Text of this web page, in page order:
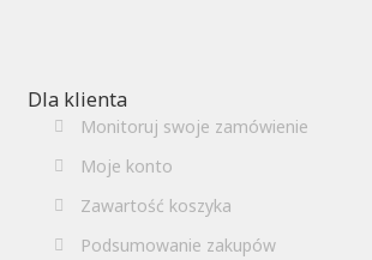
Dla klienta
Monitoruj swoje zamówienie
Moje konto
Zawartość koszyka
Podsumowanie zakupów